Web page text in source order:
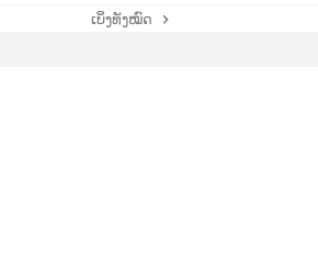
ເບິ່ງທັງໝົດ